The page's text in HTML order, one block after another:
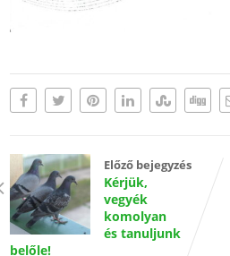
Előző bejegyzés
Kérjük,
vegyék
komolyan
és tanuljunk
belőle!